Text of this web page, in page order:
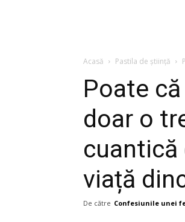
Acasă Pastila de știință
Poate
doar o
viață
De către Confesiunile unei